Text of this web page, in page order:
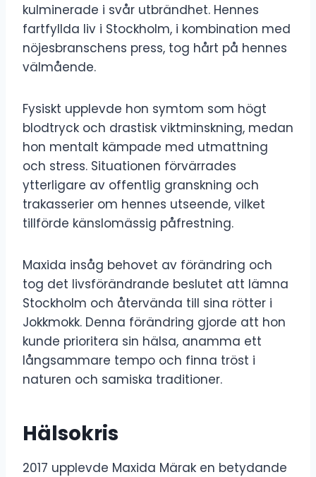
kulminerade i svår utbrändhet. Hennes
fartfyllda liv i Stockholm, i kombination med
nöjesbranschens press, tog hårt på hennes
välmående.
Fysiskt upplevde hon symtom som högt
blodtryck och drastisk viktminskning, medan
hon mentalt kämpade med utmattning
och stress. Situationen förvärrades
ytterligare av offentlig granskning och
trakasserier om hennes utseende, vilket
tillförde känslomässig påfrestning.
Maxida insåg behovet av förändring och
tog det livsförändrande beslutet att lämna
Stockholm och återvända till sina rötter i
Jokkmokk. Denna förändring gjorde att hon
kunde prioritera sin hälsa, anamma ett
långsammare tempo och finna tröst i
naturen och samiska traditioner.
Hälsokris
2017 upplevde Maxida Märak en betydande